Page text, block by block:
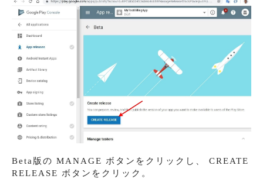
Beta版の MANAGE ボタンをクリックし、 CREATE
RELEASE ボタンをクリック。